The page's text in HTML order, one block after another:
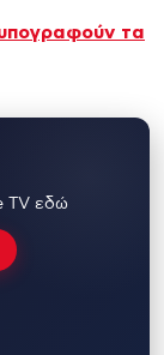
υπογραφούν τα
TV εδώ